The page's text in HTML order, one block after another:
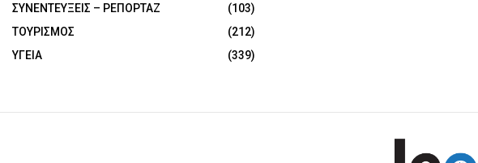
ΣΥΝΕΝΤΕΥΞΕΙΣ – ΡΕΠΟΡΤΑΖ
(103)
ΤΟΥΡΙΣΜΟΣ
(212)
ΥΓΕΙΑ
(339)